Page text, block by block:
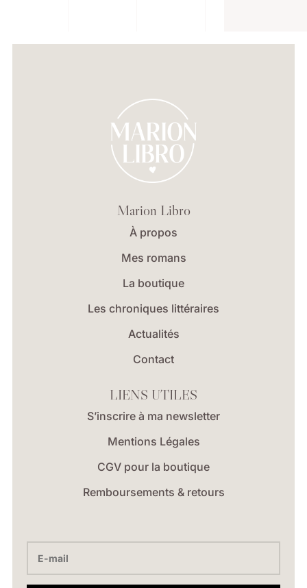
Marion Libro
À propos
Mes romans
La boutique
Les chroniques littéraires
Actualités
Contact
LIENS UTILES
S’inscrire à ma newsletter
Mentions Légales
CGV pour la boutique
Remboursements & retours